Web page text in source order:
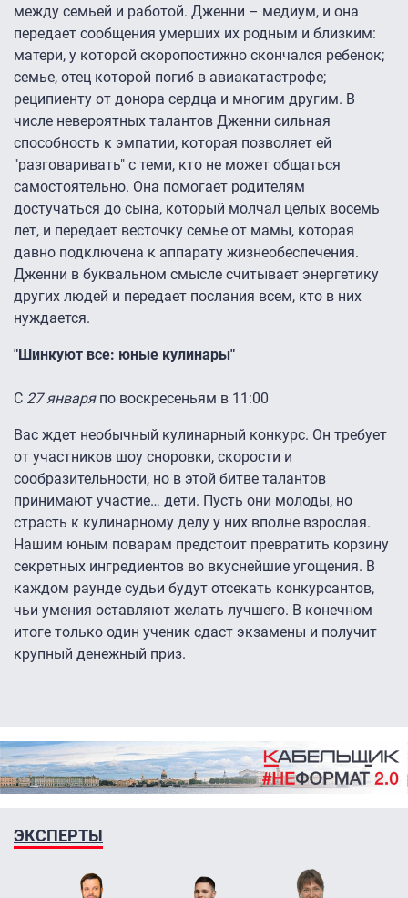
между семьей и работой. Дженни – медиум, и она
передает сообщения умерших их родным и близким:
матери, у которой скоропостижно скончался ребенок;
семье, отец которой погиб в авиакатастрофе;
реципиенту от донора сердца и многим другим. В
числе невероятных талантов Дженни сильная
способность к эмпатии, которая позволяет ей
"разговаривать" с теми, кто не может общаться
самостоятельно. Она помогает родителям
достучаться до сына, который молчал целых восемь
лет, и передает весточку семье от мамы, которая
давно подключена к аппарату жизнеобеспечения.
Дженни в буквальном смысле считывает энергетику
других людей и передает послания всем, кто в них
нуждается.
"Шинкуют все: юные кулинары"
С 27 января по воскресеньям в 11:00
Вас ждет необычный кулинарный конкурс. Он требует
от участников шоу сноровки, скорости и
сообразительности, но в этой битве талантов
принимают участие… дети. Пусть они молоды, но
страсть к кулинарному делу у них вполне взрослая.
Нашим юным поварам предстоит превратить корзину
секретных ингредиентов во вкуснейшие угощения. В
каждом раунде судьи будут отсекать конкурсантов,
чьи умения оставляют желать лучшего. В конечном
итоге только один ученик сдаст экзамены и получит
крупный денежный приз.
ЭКСПЕРТЫ